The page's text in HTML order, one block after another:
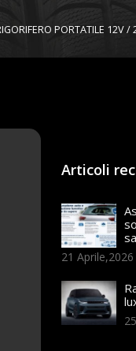
PORTATILE 12V
Articoli
21 Aprile,2026